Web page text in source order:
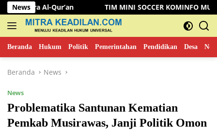
Langsung
ke
konten
News TIM MINI SOCCER KOMINFO MUSI RAWAS
Beranda Hukum Politik Pemerintahan Pendidikan Desa
Beranda News
News
Problematika Santunan Kematian
Pemkab Musirawas, Janji Politik Omon